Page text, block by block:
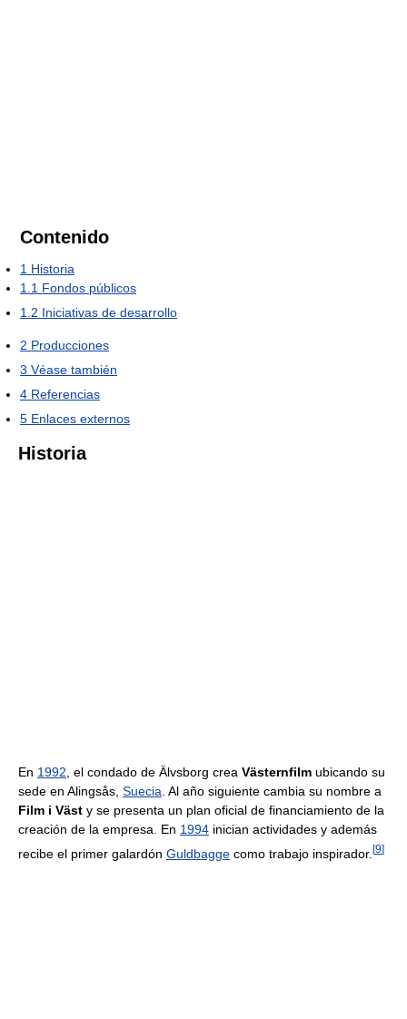
Contenido
1 Historia
1.1 Fondos públicos
1.2 Iniciativas de desarrollo
2 Producciones
3 Véase también
4 Referencias
5 Enlaces externos
Historia
En 1992 , el condado de Älvsborg crea Västernfilm ubicando su
sede en Alingsås, Suecia . Al año siguiente cambia su nombre a
Film i Väst y se presenta un plan oficial de financiamiento de la
creación de la empresa. En 1994 inician actividades y además
recibe el primer galardón Guldbagge como trabajo inspirador. [9]